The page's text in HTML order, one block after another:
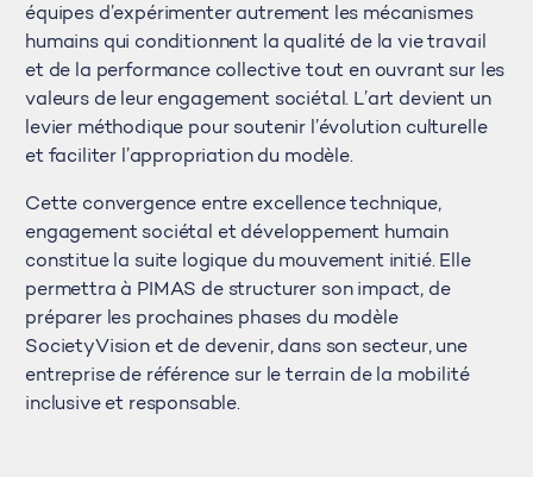
équipes d’expérimenter autrement les mécanismes
humains qui conditionnent la qualité de la vie travail
et de la performance collective tout en ouvrant sur les
valeurs de leur engagement sociétal. L’art devient un
levier méthodique pour soutenir l’évolution culturelle
et faciliter l’appropriation du modèle.
Cette convergence entre excellence technique,
engagement sociétal et développement humain
constitue la suite logique du mouvement initié. Elle
permettra à PIMAS de structurer son impact, de
préparer les prochaines phases du modèle
SocietyVision et de devenir, dans son secteur, une
entreprise de référence sur le terrain de la mobilité
inclusive et responsable.